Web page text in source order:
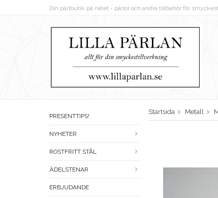
Din pärlbutik på nätet - pärlor och andra tillbehör för
PRESENTTIPS!
NYHETER
ROSTFRITT STÅL
ÄDELSTENAR
ERBJUDANDE
Startsida Metall